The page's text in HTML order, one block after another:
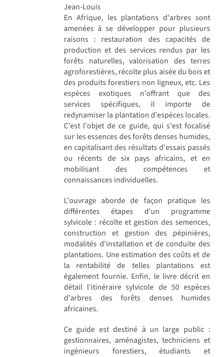
Jean-Louis
En Afrique, les plantations d'arbres sont
amenées à se développer pour plusieurs
raisons : restauration des capacités de
production et des services rendus par les
forêts naturelles, valorisation des terres
agroforestières, récolte plus aisée du bois et
des produits forestiers non ligneux, etc. Les
espèces exotiques n'offrant que des
services spécifiques, il importe de
redynamiser la plantation d'espèces locales.
C'est l'objet de ce guide, qui s'est focalisé
sur les essences des forêts denses humides,
en capitalisant des résultats d'essais passés
ou récents de six pays africains, et en
mobilisant des compétences et
connaissances individuelles.
L'ouvrage aborde de façon pratique les
différentes étapes d'un programme
sylvicole : récolte et gestion des semences,
construction et gestion des pépinières,
modalités d'installation et de conduite des
plantations. Une estimation des coûts et de
la rentabilité de telles plantations est
également fournie. Enfin, le livre décrit en
détail l'itinéraire sylvicole de 50 espèces
d'arbres des forêts denses humides
africaines.
Ce guide est destiné à un large public :
gestionnaires, aménagistes, techniciens et
ingénieurs forestiers, étudiants et